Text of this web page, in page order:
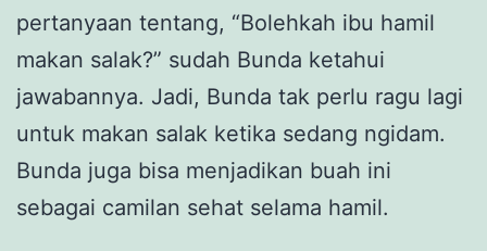
pertanyaan tentang, “Bolehkah ibu hamil
makan salak?” sudah Bunda ketahui
jawabannya. Jadi, Bunda tak perlu ragu lagi
untuk makan salak ketika sedang ngidam.
Bunda juga bisa menjadikan buah ini
sebagai camilan sehat selama hamil.